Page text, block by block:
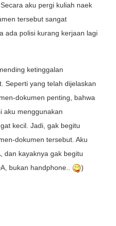
aku pergi kuliah naek
tersebut sangat
ada polisi kurang kerjaan lagi
ketinggalan
Seperti yang telah dijelaskan
dokumen penting, bahwa
aku menggunakan
kecil. Jadi, gak begitu
dokumen tersebut. Aku
dan kayaknya gak begitu
bukan handphone..
)